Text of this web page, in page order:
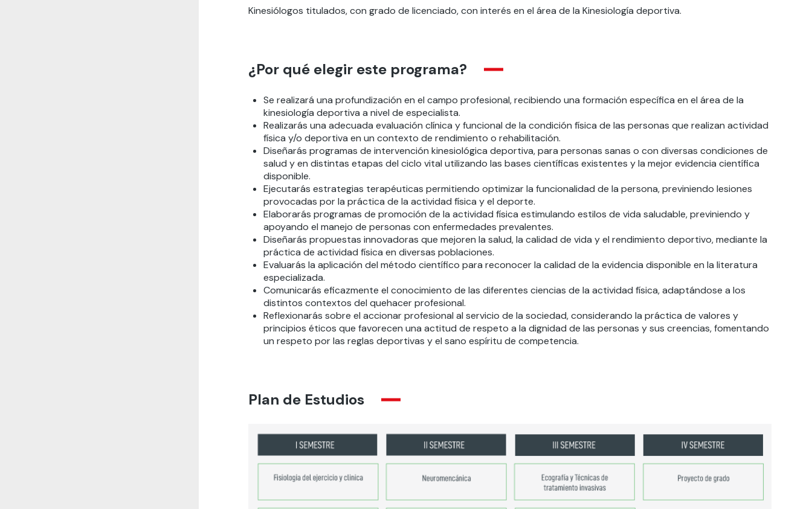
Kinesiólogos titulados, con grado de licenciado, con interés en el área de la Kinesiología deportiva.
¿Por qué elegir este programa?
Se realizará una profundización en el campo profesional, recibiendo una formación específica en el área de la
kinesiología deportiva a nivel de especialista.
Realizarás una adecuada evaluación clínica y funcional de la condición física de las personas que realizan actividad
física y/o deportiva en un contexto de rendimiento o rehabilitación.
Diseñarás programas de intervención kinesiológica deportiva, para personas sanas o con diversas condiciones de
salud y en distintas etapas del ciclo vital utilizando las bases científicas existentes y la mejor evidencia científica
disponible.
Ejecutarás estrategias terapéuticas permitiendo optimizar la funcionalidad de la persona, previniendo lesiones
provocadas por la práctica de la actividad física y el deporte.
Elaborarás programas de promoción de la actividad física estimulando estilos de vida saludable, previniendo y
apoyando el manejo de personas con enfermedades prevalentes.
Diseñarás propuestas innovadoras que mejoren la salud, la calidad de vida y el rendimiento deportivo, mediante la
práctica de actividad física en diversas poblaciones.
Evaluarás la aplicación del método científico para reconocer la calidad de la evidencia disponible en la literatura
especializada.
Comunicarás eficazmente el conocimiento de las diferentes ciencias de la actividad física, adaptándose a los
distintos contextos del quehacer profesional.
Reflexionarás sobre el accionar profesional al servicio de la sociedad, considerando la práctica de valores y
principios éticos que favorecen una actitud de respeto a la dignidad de las personas y sus creencias, fomentando
un respeto por las reglas deportivas y el sano espíritu de competencia.
Plan de Estudios